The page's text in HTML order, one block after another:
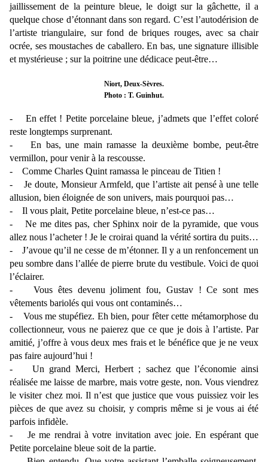
jaillissement de la peinture bleue, le doigt sur la gâchette, il a
quelque chose d’étonnant dans son regard. C’est l’autodérision de
l’artiste triangulaire, sur fond de briques rouges, avec sa chair
ocrée, ses moustaches de caballero. En bas, une signature illisible
et mystérieuse ; sur la poitrine une dédicace peut-être…
Niort, Deux-Sèvres.
Photo : T. Guinhut.
- En effet ! Petite porcelaine bleue, j’admets que l’effet coloré
reste longtemps surprenant.
- En bas, une main ramasse la deuxième bombe, peut-être
vermillon, pour venir à la rescousse.
- Comme Charles Quint ramassa le pinceau de Titien !
- Je doute, Monsieur Armfeld, que l’artiste ait pensé à une telle
allusion, bien éloignée de son univers, mais pourquoi pas…
- Il vous plait, Petite porcelaine bleue, n’est-ce pas…
- Ne me dites pas, cher Sphinx noir de la pyramide, que vous
allez nous l’acheter ! Je le croirai quand la vérité sortira du puits…
- J’avoue qu’il ne cesse de m’étonner. Il y a un renfoncement un
peu sombre dans l’allée de pierre brute du vestibule. Voici de quoi
l’éclairer.
- Vous êtes devenu joliment fou, Gustav ! Ce sont mes
vêtements bariolés qui vous ont contaminés…
- Vous me stupéfiez. Eh bien, pour fêter cette métamorphose du
collectionneur, vous ne paierez que ce que je dois à l’artiste. Par
amitié, j’offre à vous deux mes frais et le bénéfice que je ne veux
pas faire aujourd’hui !
- Un grand Merci, Herbert ; sachez que l’économie ainsi
réalisée me laisse de marbre, mais votre geste, non. Vous viendrez
le visiter chez moi. Il n’est que justice que vous puissiez voir les
pièces de que avez su choisir, y compris même si je vous ai été
parfois infidèle.
- Je me rendrai à votre invitation avec joie. En espérant que
Petite porcelaine bleue soit de la partie.